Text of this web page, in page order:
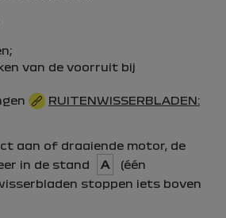
van de voorruit bij
RUITENWISSERBLADEN:
aan of draaiende motor, de
in de stand A
(één
stoppen iets boven